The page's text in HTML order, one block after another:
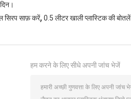
सिरप साफ़ करें, 0.5 लीटर खाली प्लास्टिक की बोतलें
हम करने के लिए सीधे अपनी जांच भेजें